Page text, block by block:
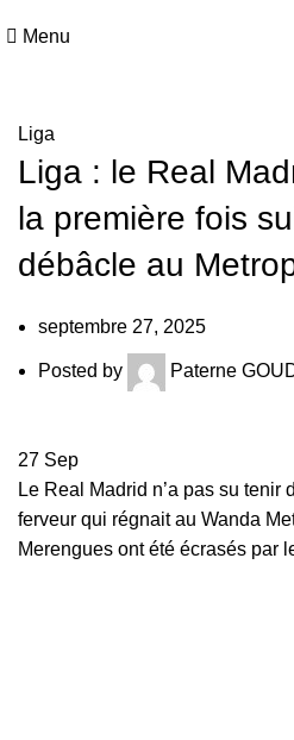
Menu
Liga
Liga : le Real
la première fois
débâcle au
septembre 27, 2025
Posted by Paterne
27 Sep
Le Real Madrid n’a pas su tenir
ferveur qui régnait au Wanda
Merengues ont été écrasés par